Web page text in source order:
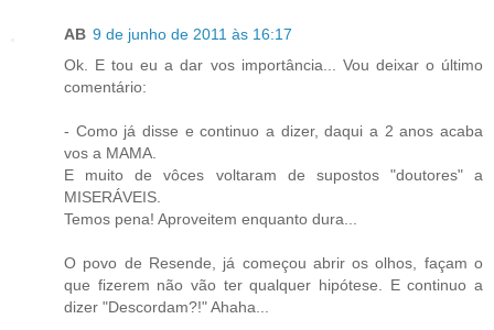
AB 9 de junho de 2011 às 16:17
Ok. E tou eu a dar vos importância... Vou deixar o último
comentário:
- Como já disse e continuo a dizer, daqui a 2 anos acaba
vos a MAMA.
E muito de vôces voltaram de supostos "doutores" a
MISERÁVEIS.
Temos pena! Aproveitem enquanto dura...
O povo de Resende, já começou abrir os olhos, façam o
que fizerem não vão ter qualquer hipótese. E continuo a
dizer "Descordam?!" Ahaha...